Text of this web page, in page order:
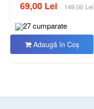
69,00 Lei 149,00 Lei
27 cumparate
Adaugă în Coş